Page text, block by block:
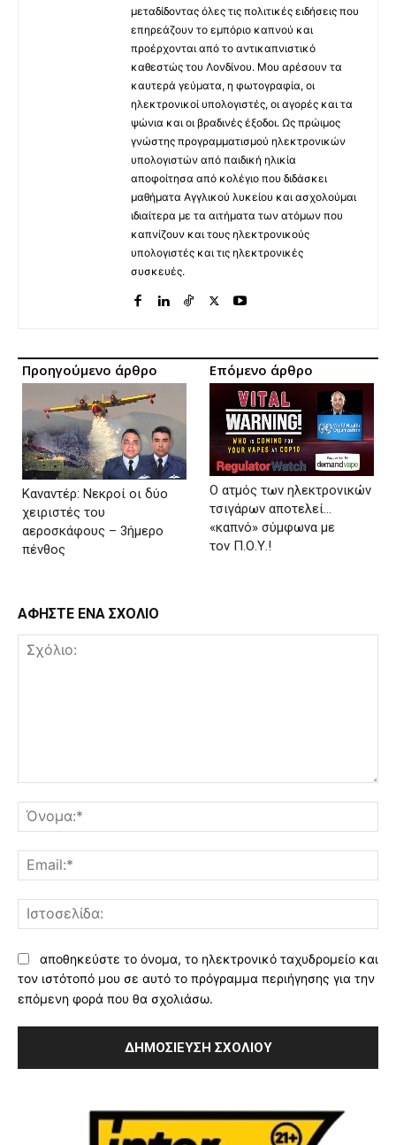
μεταδίδοντας όλες τις πολιτικές ειδήσεις που
επηρεάζουν το εμπόριο καπνού και
προέρχονται από το αντικαπνιστικό
καθεστώς του Λονδίνου. Μου αρέσουν τα
καυτερά γεύματα, η φωτογραφία, οι
ηλεκτρονικοί υπολογιστές, οι αγορές και τα
ψώνια και οι βραδινές έξοδοι. Ως πρώιμος
γνώστης προγραμματισμού ηλεκτρονικών
υπολογιστών από παιδική ηλικία
αποφοίτησα από κολέγιο που διδάσκει
μαθήματα Αγγλικού λυκείου και ασχολούμαι
ιδιαίτερα με τα αιτήματα των ατόμων που
καπνίζουν και τους ηλεκτρονικούς
υπολογιστές και τις ηλεκτρονικές
συσκευές.
Προηγούμενο άρθρο
Καναντέρ: Νεκροί οι δύο
χειριστές του
αεροσκάφους – 3ήμερο
πένθος
Επόμενο άρθρο
Ο ατμός των ηλεκτρονικών
τσιγάρων αποτελεί…
«καπνό» σύμφωνα με
τον Π.Ο.Υ.!
ΑΦΗΣΤΕ ΕΝΑ ΣΧΟΛΙΟ
αποθηκεύστε το όνομα, το ηλεκτρονικό ταχυδρομείο και
τον ιστότοπό μου σε αυτό το πρόγραμμα περιήγησης για την
επόμενη φορά που θα σχολιάσω.